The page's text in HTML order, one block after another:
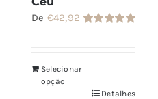
De €42,92
Selecionar
opção
Detalhes